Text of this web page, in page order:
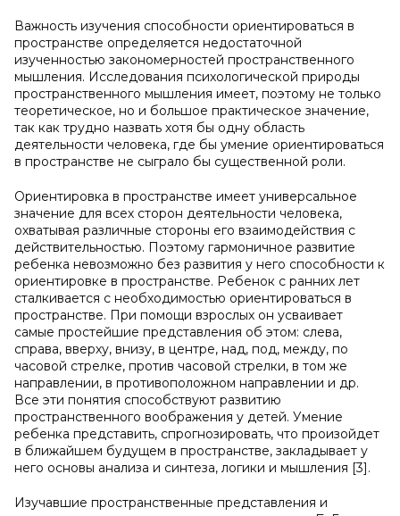
Важность изучения способности ориентироваться в
пространстве определяется недостаточной
изученностью закономерностей пространственного
мышления. Исследования психологической природы
пространственного мышления имеет, поэтому не только
теоретическое, но и большое практическое значение,
так как трудно назвать хотя бы одну область
деятельности человека, где бы умение ориентироваться
в пространстве не сыграло бы существенной роли.
Ориентировка в пространстве имеет универсальное
значение для всех сторон деятельности человека,
охватывая различные стороны его взаимодействия с
действительностью. Поэтому гармоничное развитие
ребенка невозможно без развития у него способности к
ориентировке в пространстве. Ребенок с ранних лет
сталкивается с необходимостью ориентироваться в
пространстве. При помощи взрослых он усваивает
самые простейшие представления об этом: слева,
справа, вверху, внизу, в центре, над, под, между, по
часовой стрелке, против часовой стрелки, в том же
направлении, в противоположном направлении и др.
Все эти понятия способствуют развитию
пространственного воображения у детей. Умение
ребенка представить, спрогнозировать, что произойдет
в ближайшем будущем в пространстве, закладывает у
него основы анализа и синтеза, логики и мышления [3].
Изучавшие пространственные представления и